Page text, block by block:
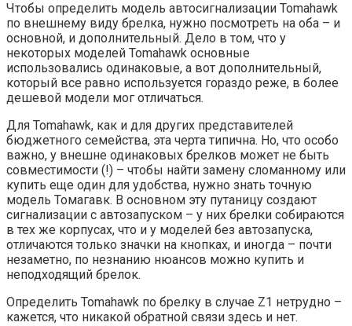
Чтобы определить модель автосигнализации Tomahawk
по внешнему виду брелка, нужно посмотреть на оба – и
основной, и дополнительный. Дело в том, что у
некоторых моделей Tomahawk основные
использовались одинаковые, а вот дополнительный,
который все равно используется гораздо реже, в более
дешевой модели мог отличаться.
Для Tomahawk, как и для других представителей
бюджетного семейства, эта черта типична. Но, что особо
важно, у внешне одинаковых брелков может не быть
совместимости (!) – чтобы найти замену сломанному или
купить еще один для удобства, нужно знать точную
модель Томагавк. В основном эту путаницу создают
сигнализации с автозапуском – у них брелки собираются
в тех же корпусах, что и у моделей без автозапуска,
отличаются только значки на кнопках, и иногда – почти
незаметно, по незнанию нюансов можно купить и
неподходящий брелок.
Определить Tomahawk по брелку в случае Z1 нетрудно –
кажется, что никакой обратной связи здесь и нет.